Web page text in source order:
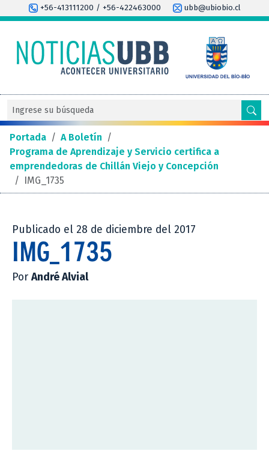
+56-413111200 / +56-422463000 ubb@ubiobio.cl
Portada / A Boletín /
Programa de Aprendizaje y Servicio certifica a
emprendedoras de Chillán Viejo y Concepción
/ IMG_1735
Publicado el 28 de diciembre del 2017
IMG_1735
Por André Alvial